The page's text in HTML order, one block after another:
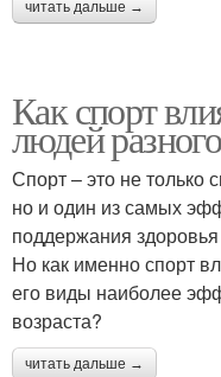
читать дальше →
Как спорт
людей
Спорт – это не только
но и один из самых
поддержания
Но как именно спорт
его виды наиболее
возраста?
читать дальше →